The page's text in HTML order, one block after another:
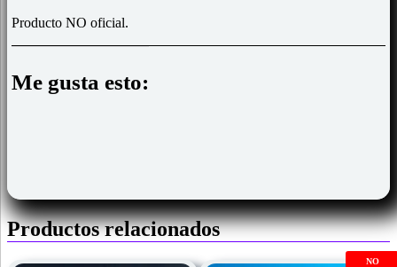
Producto NO oficial.
Me gusta esto:
Productos relacionados
NO